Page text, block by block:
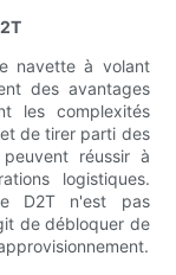
navette à volant
des avantages
les complexités
de tirer parti des
réussir à
logistiques.
D2T n'est pas
de débloquer de